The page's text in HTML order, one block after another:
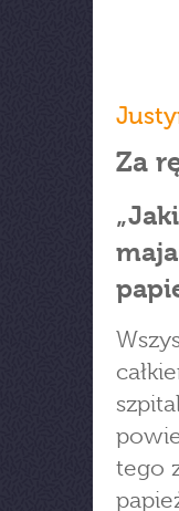
Za
tego